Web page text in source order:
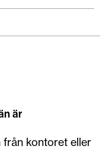
är
från kontoret eller